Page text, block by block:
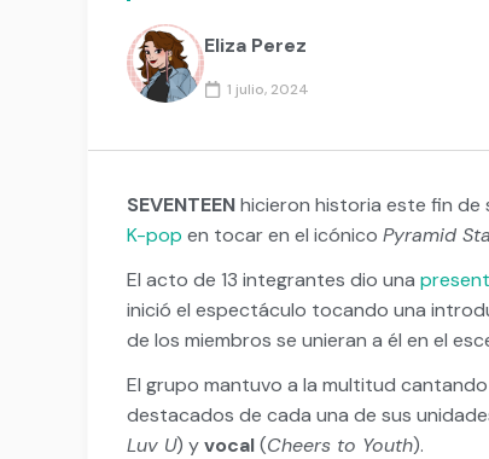
Eliza Perez
1 julio, 2024
SEVENTEENhicieron historia este fin de
K-pop en tocar en el icónico Pyramid
El acto de 13 integrantes dio una
inició el espectáculo tocando una
de los miembros se unieran a él en el
El grupo mantuvo a la multitud
destacados de cada una de sus
Luv U) yvocal(Cheers to Youth).